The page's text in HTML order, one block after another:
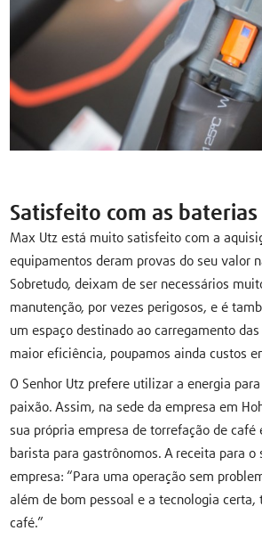
Satisfeito com as
Max Utz está muito satisfeito com a
equipamentos deram provas do seu valor
Sobretudo, deixam de ser necessários
manutenção, por vezes perigosos, e é
um espaço destinado ao carregamento
maior eficiência, poupamos ainda custos
O Senhor Utz prefere utilizar a energia
paixão. Assim, na sede da empresa em
sua própria empresa de torrefação de café
barista para gastrônomos. A receita para o
empresa: “Para uma operação sem
além de bom pessoal e a tecnologia certa,
café.”